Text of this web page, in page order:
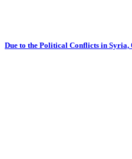
Due to the Political Conflicts in Syria,